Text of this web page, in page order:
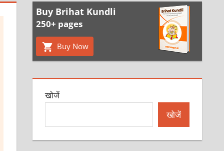
Buy Brihat Kundli
250+ pages
Buy Now
खोजें
खोजें